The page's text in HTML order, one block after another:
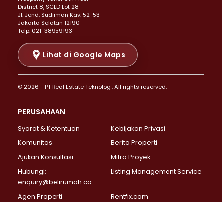
Properti Dijual di Senen >
Properti Dijual di Tanah Abang >
Properti Dijual di Cikini >
Properti Dijual di Kramat >
Properti Dijual di Pasar Baru >
Properti Dijual di Bendungan Hilir >
Properti Dijual di Jakarta Selatan >
Properti Dijual di Lebak Bulus >
Properti Dijual di Gandaria Selatan >
Properti Dijual di Pondok Labu >
Properti Dijual di Lenteng Agung >
Properti Dijual di Senayan >
Properti Dijual di Pondok Pinang >
District 8, SCBD Lot 28
JI. Jend. Sudirman Kav. 52-53
Jakarta Selatan 12190
Telp: 021-38959193
Lihat di Google Maps
© 2026 - PT Real Estate Teknologi. All rights reserved.
PERUSAHAAN
Syarat & Ketentuan
Kebijakan Privasi
Komunitas
Berita Properti
Ajukan Konsultasi
Mitra Proyek
Hubungi:
enquiry@belirumah.co
Listing Management Service
Agen Properti Rentfix.com